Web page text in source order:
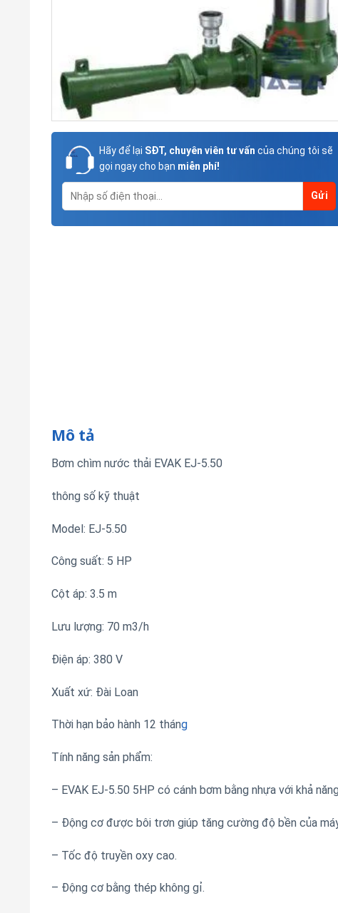
Hãy để lại SĐT, chuyên viên tư vấn của chúng tôi sẽ
gọi ngay cho bạn miễn phí!
Mô tả
Bơm chìm nước thải EVAK EJ-5.50
thông số kỹ thuật
Model: EJ-5.50
Công suất: 5 HP
Cột áp: 3.5 m
Lưu lượng: 70 m3/h
Điện áp: 380 V
Xuất xứ: Đài Loan
Thời hạn bảo hành 12 tháng
Tính năng sản phẩm:
– EVAK EJ-5.50 5HP có cánh bơm bằng nhựa với khả
– Động cơ được bôi trơn giúp tăng cường độ bền của
– Tốc độ truyền oxy cao.
– Động cơ bằng thép không gỉ.